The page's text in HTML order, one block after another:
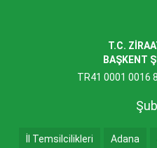
T.C.
BAŞKENT
TR41 0001 0016
İl Temsilcilikleri Adana